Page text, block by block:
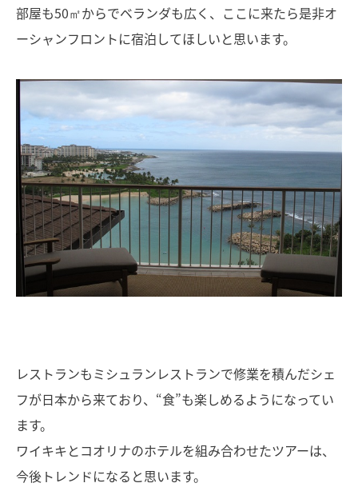
部屋も50㎡からでベランダも広く、ここに来たら是非オ
ーシャンフロントに宿泊してほしいと思います。
レストランもミシュランレストランで修業を積んだシェ
フが日本から来ており、“食”も楽しめるようになってい
ます。
ワイキキとコオリナのホテルを組み合わせたツアーは、
今後トレンドになると思います。